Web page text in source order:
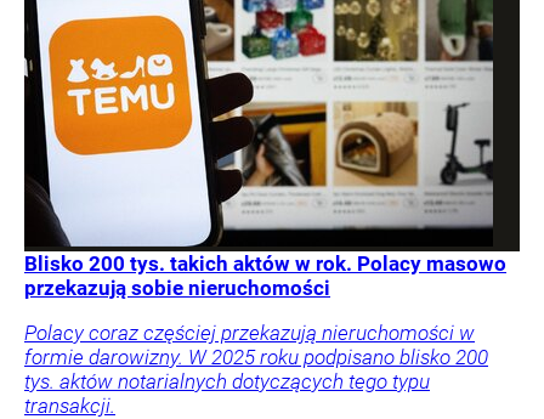
Blisko 200 tys. takich aktów w rok. Polacy masowo
przekazują sobie nieruchomości
Polacy coraz częściej przekazują nieruchomości w
formie darowizny. W 2025 roku podpisano blisko 200
tys. aktów notarialnych dotyczących tego typu
transakcji.